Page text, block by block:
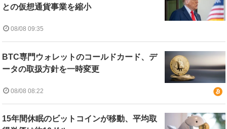
との仮想通貨事業を縮小
08/08 09:35
BTC専門ウォレットのコールドカード、デ
ータの取扱方針を一時変更
08/08 08:22
15年間休眠のビットコインが移動、平均取